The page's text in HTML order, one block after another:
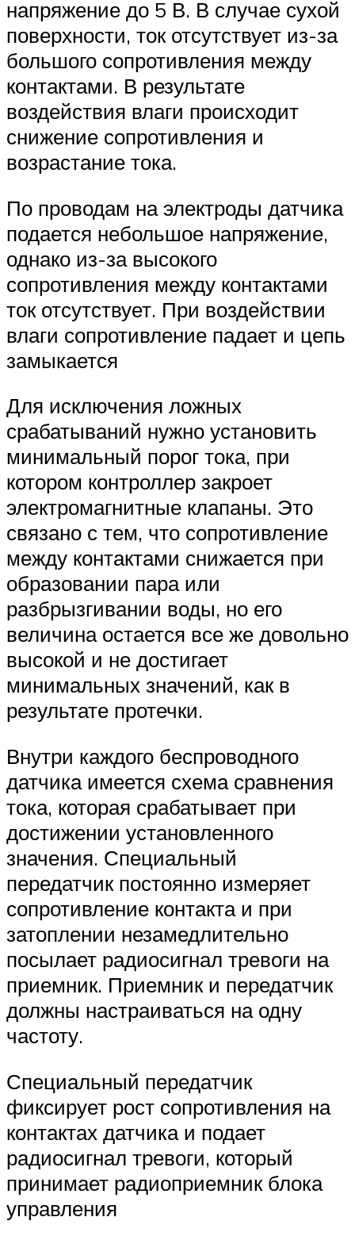
напряжение до 5 В. В случае сухой
поверхности, ток отсутствует из-за
большого сопротивления между
контактами. В результате
воздействия влаги происходит
снижение сопротивления и
возрастание тока.
По проводам на электроды датчика
подается небольшое напряжение,
однако из-за высокого
сопротивления между контактами
ток отсутствует. При воздействии
влаги сопротивление падает и цепь
замыкается
Для исключения ложных
срабатываний нужно установить
минимальный порог тока, при
котором контроллер закроет
электромагнитные клапаны. Это
связано с тем, что сопротивление
между контактами снижается при
образовании пара или
разбрызгивании воды, но его
величина остается все же довольно
высокой и не достигает
минимальных значений, как в
результате протечки.
Внутри каждого беспроводного
датчика имеется схема сравнения
тока, которая срабатывает при
достижении установленного
значения. Специальный
передатчик постоянно измеряет
сопротивление контакта и при
затоплении незамедлительно
посылает радиосигнал тревоги на
приемник. Приемник и передатчик
должны настраиваться на одну
частоту.
Специальный передатчик
фиксирует рост сопротивления на
контактах датчика и подает
радиосигнал тревоги, который
принимает радиоприемник блока
управления